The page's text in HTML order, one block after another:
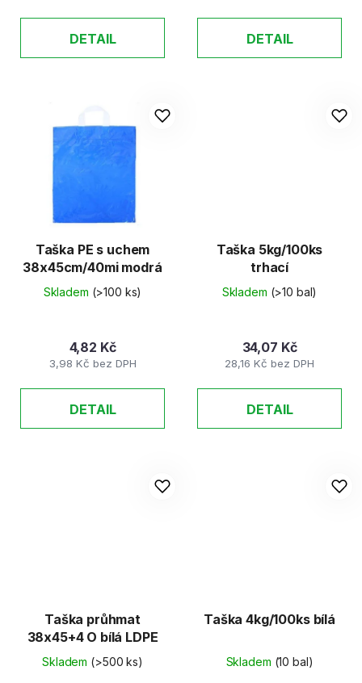
DETAIL DETAIL
Taška PE s uchem
38x45cm/40mi modrá
Skladem (>100 ks)
3,98 Kč bez DPH
4,82 Kč
DETAIL
Taška 5kg/100ks
trhací
Skladem (>10 bal)
28,16 Kč bez DPH
34,07 Kč
DETAIL
Taška průhmat
38x45+4 O bílá LDPE
Skladem (>500 ks)
Taška 4kg/100ks bílá
Skladem (10 bal)